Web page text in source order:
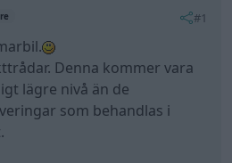
#1
Denna kommer vara
lägre nivå än de
som behandlas i